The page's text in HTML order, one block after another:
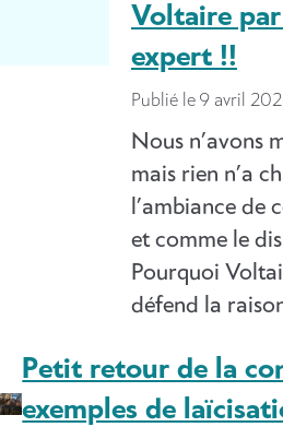
Voltaire
expert !!
Publié le 9 avril
Nous n’avons
mais rien n’a
l’ambiance de
et comme le
Pourquoi
défend la
Petit retour de la
exemples de